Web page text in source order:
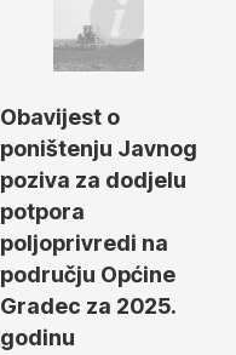
Obavijest o
poništenju Javnog
poziva za dodjelu
potpora
poljoprivredi na
području Općine
Gradec za 2025.
godinu